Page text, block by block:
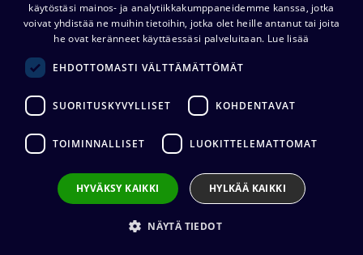
Kaapelikela GT235.OF, kumia
23,5/13 cm, avoin
70,16
Lisää ostoskoriin
ENGLISH
käytöstäsi mainos- ja analytiikkakumppaneidemme kanssa, jotka
voivat yhdistää ne muihin tietoihin, jotka olet heille antanut tai joita
he ovat keränneet käyttäessäsi palveluitaan. Lue lisää
EHDOTTOMASTI VÄLTTÄMÄTTÖMÄT
SUORITUSKYVYLLISET KOHDENTAVAT
TOIMINNALLISET LUOKITTELEMATTOMAT
HYVÄKSY KAIKKI HYLKÄÄ KAIKKI
NÄYTÄ TIEDOT